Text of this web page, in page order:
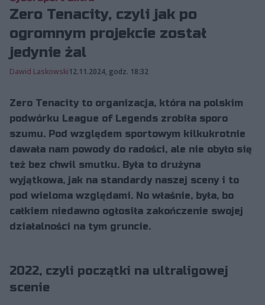
Zero Tenacity, czyli jak po
ogromnym projekcie został
jedynie żal
Dawid Laskowski12.11.2024, godz. 18:32
Zero Tenacity to organizacja, która na polskim
podwórku League of Legends zrobiła sporo
szumu. Pod względem sportowym kilkukrotnie
dawała nam powody do radości, ale nie obyło się
też bez chwil smutku. Była to drużyna
wyjątkowa, jak na standardy naszej sceny i to
pod wieloma względami. No właśnie, była, bo
całkiem niedawno ogłosiła zakończenie swojej
działalności na tym gruncie.
2022, czyli początki na ultraligowej
scenie